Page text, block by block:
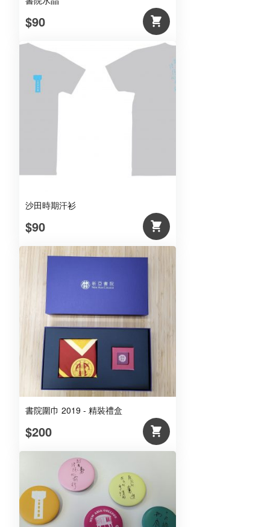
$90
沙田時期汗衫
$90
書院圍巾 2019 - 精裝禮盒
$200